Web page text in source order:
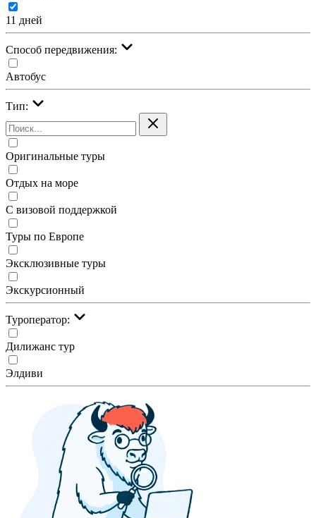
11 дней
Cпособ передвижения:
Автобус
Тип:
Оригинальные туры
Отдых на море
С визовой поддержкой
Туры по Европе
Эксклюзивные туры
Экскурсионный
Туроператор:
Дилижанс тур
Элдиви